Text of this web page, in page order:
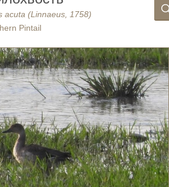
acuta (Linnaeus, 1758)
Pintail